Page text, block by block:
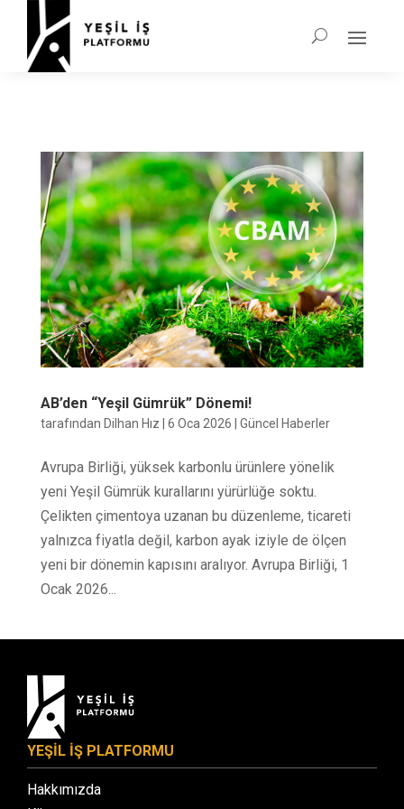
AB’den “Yeşil Gümrük” Dönemi!
tarafından Dilhan Hız 6 Oca 2026 Güncel Haberler
Avrupa Birliği, yüksek karbonlu ürünlere yönelik
yeni Yeşil Gümrük kurallarını yürürlüğe soktu.
Çelikten çimentoya uzanan bu düzenleme, ticareti
yalnızca fiyatla değil, karbon ayak iziyle de ölçen
yeni bir dönemin kapısını aralıyor. Avrupa Birliği, 1
Ocak 2026...
YEŞİL İŞ PLATFORMU
Hakkımızda